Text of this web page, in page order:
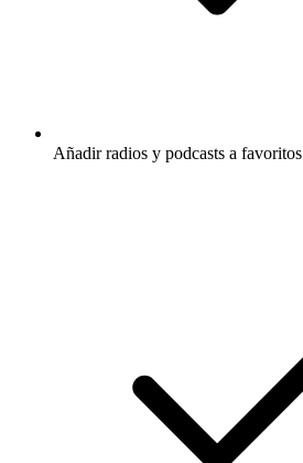
Añadir radios y podcasts a favoritos